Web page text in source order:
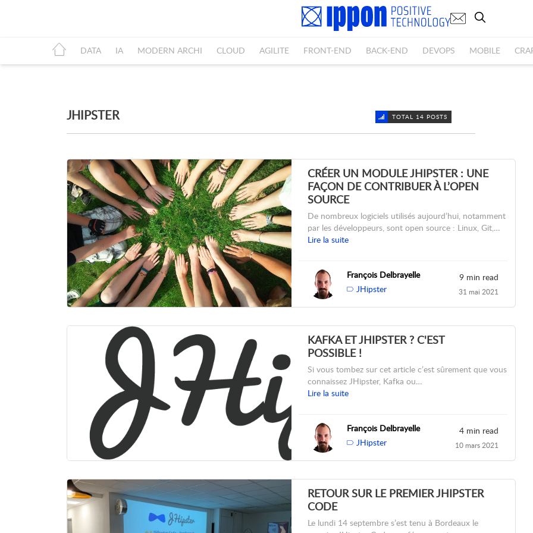
DATA IA MODERN ARCHI CLOUD AGILITE FRONT-END BACK-END DEVOPS MOBILE
JHIPSTER TOTAL 14 POSTS
CRÉER UN MODULE JHIPSTER : UNE
FAÇON DE CONTRIBUER À L’OPEN
SOURCE
De nombreux logiciels utilisés aujourd’hui, notamment
par les développeurs, sont open source : Linux, Git,…
Lire la suite
François Delbrayelle
JHipster
9 min read
31 mai 2021
KAFKA ET JHIPSTER ? C'EST
POSSIBLE !
Si vous tombez sur cet article c’est sûrement que vous
connaissez JHipster, Kafka ou…
Lire la suite
François Delbrayelle
JHipster
4 min read
10 mars 2021
RETOUR SUR LE PREMIER JHIPSTER
CODE
Le lundi 14 septembre s’est tenu à Bordeaux le